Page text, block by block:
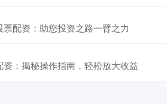
配资：助您投资之路一臂之力
：揭秘操作指南，轻松放大收益